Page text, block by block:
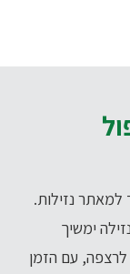
למאתר נזילות.
ימשיך
לרצפה, עם הזמן